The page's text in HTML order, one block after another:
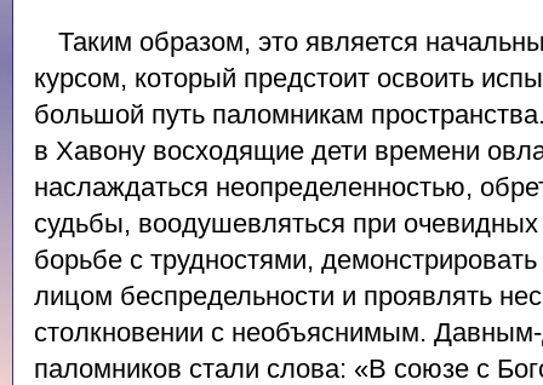
Таким образом, это является
курсом, который предстоит освоить
большой путь паломникам
в Хавону восходящие дети времени
наслаждаться неопределенностью,
судьбы, воодушевляться при
борьбе с трудностями,
лицом беспредельности и проявлять
столкновении с необъяснимым.
паломников стали слова: «В союзе с